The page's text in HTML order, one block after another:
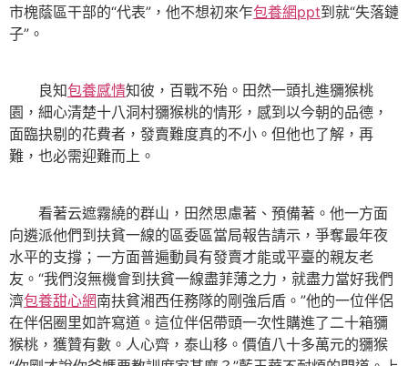
市槐蔭區干部的“代表”，他不想初來乍包養網ppt到就“失落鏈
子”。
良知包養感情知彼，百戰不殆。田然一頭扎進獼猴桃
園，細心清楚十八洞村獼猴桃的情形，感到以今朝的品德，
面臨抉剔的花費者，發賣難度真的不小。但他也了解，再
難，也必需迎難而上。
看著云遮霧繞的群山，田然思慮著、預備著。他一方面
向遴派他們到扶貧一線的區委區當局報告請示，爭奪最年夜
水平的支撐；一方面普遍動員有發賣才能或平臺的親友老
友。“我們沒無機會到扶貧一線盡菲薄之力，就盡力當好我們
濟包養甜心網南扶貧湘西任務隊的剛強后盾。”他的一位伴侶
在伴侶圈里如許寫道。這位伴侶帶頭一次性購進了二十箱獼
猴桃，獲贊有數。人心齊，泰山移。價值八十多萬元的獼猴